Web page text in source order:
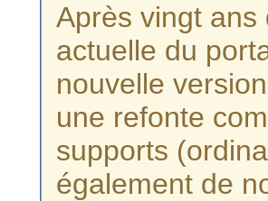
Après vingt ans
actuelle du
nouvelle
une refonte
supports
également de